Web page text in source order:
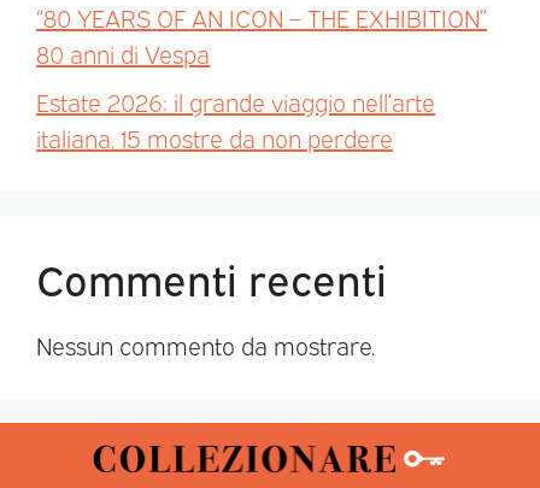
“80 YEARS OF AN ICON – THE EXHIBITION”
80 anni di Vespa
Estate 2026: il grande viaggio nell’arte
italiana. 15 mostre da non perdere
Commenti recenti
Nessun commento da mostrare.